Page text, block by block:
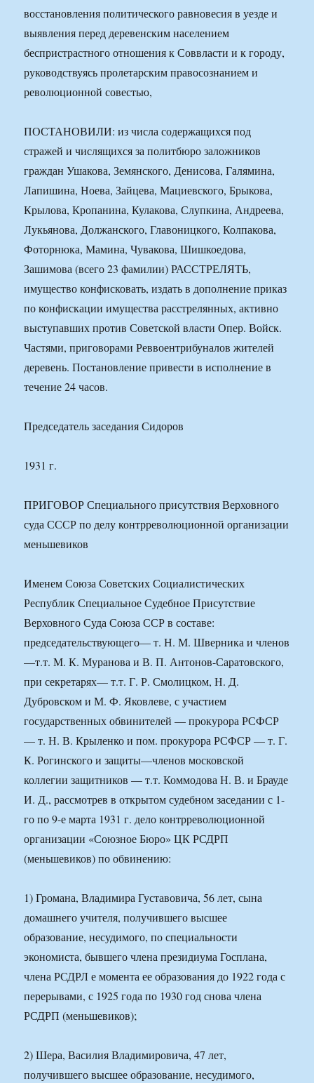
восстановления политического равновесия в уезде и
выявления перед деревенским населением
беспристрастного отношения к Соввласти и к городу,
руководствуясь пролетарским правосознанием и
революционной совестью,
ПОСТАНОВИЛИ: из числа содержащихся под
стражей и числящихся за политбюро заложников
граждан Ушакова, Земянского, Денисова, Галямина,
Лапишина, Ноева, Зайцева, Мациевского, Брыкова,
Крылова, Кропанина, Кулакова, Слупкина, Андреева,
Лукьянова, Должанского, Главоницкого, Колпакова,
Фоторнюка, Мамина, Чувакова, Шишкоедова,
Зашимова (всего 23 фамилии) РАССТРЕЛЯТЬ,
имущество конфисковать, издать в дополнение приказ
по конфискации имущества расстрелянных, активно
выступавших против Советской власти Опер. Войск.
Частями, приговорами Реввоентрибуналов жителей
деревень. Постановление привести в исполнение в
течение 24 часов.
Председатель заседания Сидоров
1931 г.
ПРИГОВОР Специального присутствия Верховного
суда СССР по делу контрреволюционной организации
меньшевиков
Именем Союза Советских Социалистических
Республик Специальное Судебное Присутствие
Верховного Суда Союза ССР в составе:
председательствующего— т. Н. М. Шверника и членов
—т.т. М. К. Муранова и В. П. Антонов-Саратовского,
при секретарях— т.т. Г. Р. Смолицком, Н. Д.
Дубровском и М. Ф. Яковлеве, с участием
государственных обвинителей — прокурора РСФСР
— т. Н. В. Крыленко и пом. прокурора РСФСР — т. Г.
К. Рогинского и защиты—членов московской
коллегии защитников — т.т. Коммодова Н. В. и Брауде
И. Д., рассмотрев в открытом судебном заседании с 1-
го по 9-е марта 1931 г. дело контрреволюционной
организации «Союзное Бюро» ЦК РСДРП
(меньшевиков) по обвинению:
1) Громана, Владимира Густавовича, 56 лет, сына
домашнего учителя, получившего высшее
образование, несудимого, по специальности
экономиста, бывшего члена президиума Госплана,
члена РСДРЛ е момента ее образования до 1922 года с
перерывами, с 1925 года по 1930 год снова члена
РСДРП (меньшевиков);
2) Шера, Василия Владимировича, 47 лет,
получившего высшее образование, несудимого,